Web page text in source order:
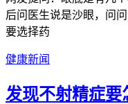
后问医生说是沙眼，问
要选择药
健康新闻
发现不射精症要